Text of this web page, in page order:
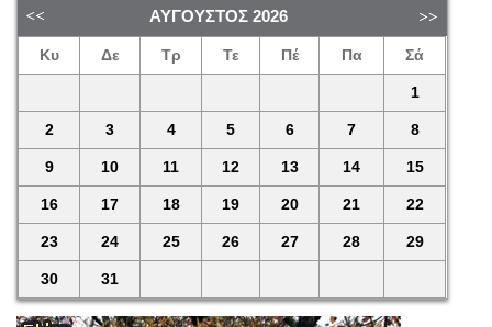
ΑΎΓΟΥΣΤΟΣ 2026
Κυ Δε Τρ Τε Πέ Πα Σά
1
2 3 4 5 6 7 8
9 10 11 12 13 14 15
16 17 18 19 20 21 22
23 24 25 26 27 28 29
30 31